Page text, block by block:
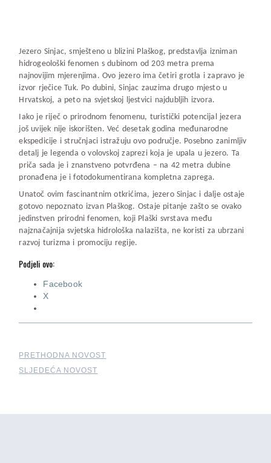
Jezero Sinjac, smješteno u blizini Plaškog, predstavlja izniman
hidrogeološki fenomen s dubinom od 203 metra prema
najnovijim mjerenjima. Ovo jezero ima četiri grotla i zapravo je
izvor rječice Tuk. Po dubini, Sinjac zauzima drugo mjesto u
Hrvatskoj, a peto na svjetskoj ljestvici najdubljih izvora.
Iako je riječ o prirodnom fenomenu, turistički potencijal jezera
još uvijek nije iskorišten. Već desetak godina međunarodne
ekspedicije i stručnjaci istražuju ovo područje. Posebno zanimljiv
detalj je legenda o volovskoj zaprezi koja je upala u jezero. Ta
priča sada je i znanstveno potvrđena – na 42 metra dubine
pronađena je i fotodokumentirana kompletna zaprega.
Unatoč ovim fascinantnim otkrićima, jezero Sinjac i dalje ostaje
gotovo nepoznato izvan Plaškog. Ostaje pitanje zašto se ovako
jedinstven prirodni fenomen, koji Plaški svrstava među
najznačajnija svjetska hidrološka nalazišta, ne koristi za ubrzani
razvoj turizma i promociju regije.
Podjeli ovo:
Facebook
X
PRETHODNA NOVOST
SLJEDEĆA NOVOST